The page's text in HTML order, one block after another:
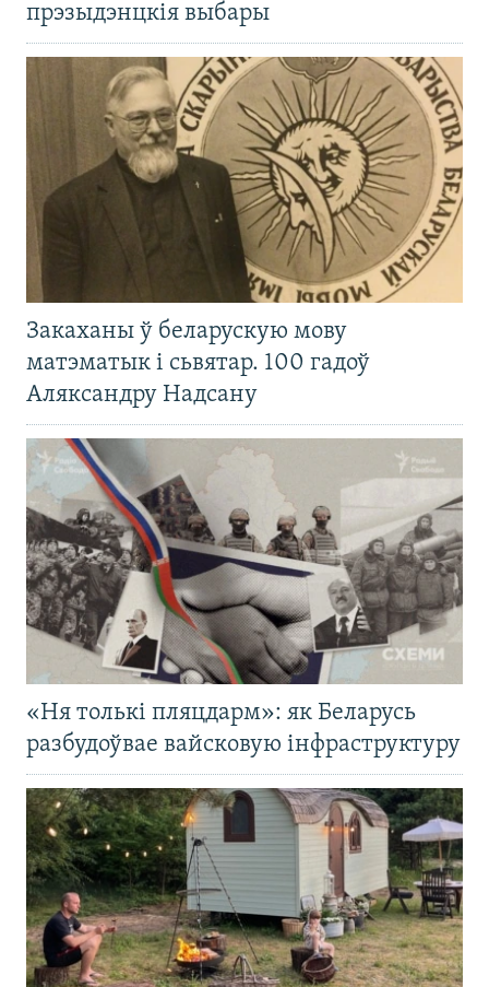
прэзыдэнцкія выбары
Закаханы ў беларускую мову
матэматык і сьвятар. 100 гадоў
Аляксандру Надсану
«Ня толькі пляцдарм»: як Беларусь
разбудоўвае вайсковую інфраструктуру